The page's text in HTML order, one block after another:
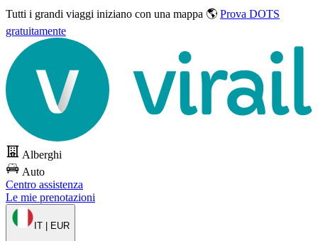
Tutti i grandi viaggi iniziano con una mappa 🌎 Prova DOTS
gratuitamente
Alberghi
Auto
Centro assistenza
Le mie prenotazioni
IT | EUR